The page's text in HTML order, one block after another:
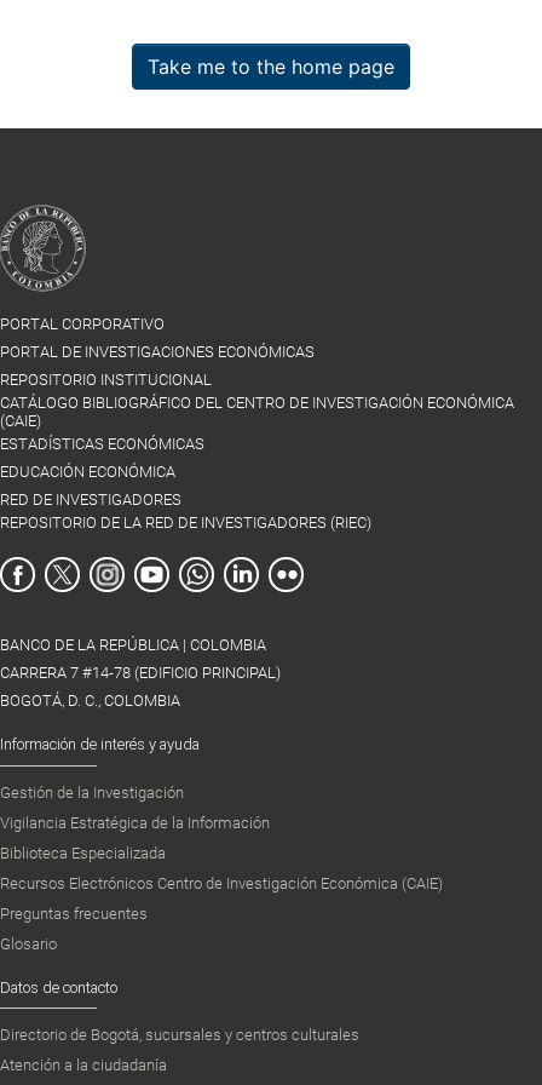
Take me to the home page
PORTAL CORPORATIVO
PORTAL DE INVESTIGACIONES ECONÓMICAS
REPOSITORIO INSTITUCIONAL
CATÁLOGO BIBLIOGRÁFICO DEL CENTRO DE INVESTIGACIÓN ECONÓMICA
(CAIE)
ESTADÍSTICAS ECONÓMICAS
EDUCACIÓN ECONÓMICA
RED DE INVESTIGADORES
REPOSITORIO DE LA RED DE INVESTIGADORES (RIEC)
BANCO DE LA REPÚBLICA | COLOMBIA
CARRERA 7 #14-78 (EDIFICIO PRINCIPAL)
BOGOTÁ, D. C., COLOMBIA
Información de interés y ayuda
Gestión de la Investigación
Vigilancia Estratégica de la Información
Biblioteca Especializada
Recursos Electrónicos Centro de Investigación Económica (CAIE)
Preguntas frecuentes
Glosario
Datos de contacto
Directorio de Bogotá, sucursales y centros culturales
Atención a la ciudadanía